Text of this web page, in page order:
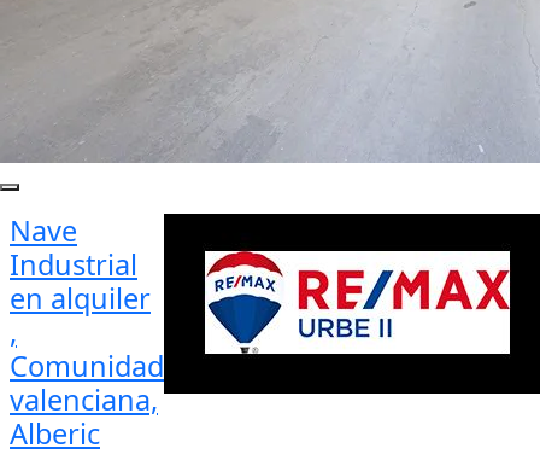
Nave
Industrial
en alquiler
,
Comunidad
valenciana,
Alberic